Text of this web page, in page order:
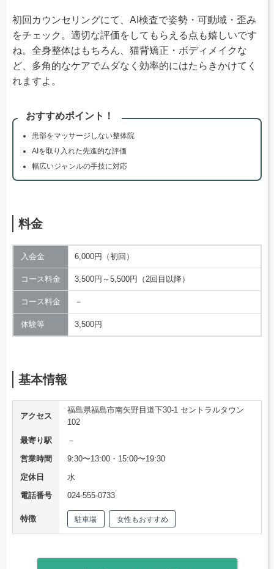
初回カウンセリングにて、AI検査で姿勢・可動域・歪み
をチェック。適切な評価をしてもらえる点も嬉しいです
ね。全身整体はもちろん、猫背矯正・ボディメイクな
ど、多角的なケアでムダなく効率的にはたらきかけてく
れますよ。
おすすめポイント！
患部をマッサージしない整体院
AIを取り入れた先進的な評価
幅広いジャンルの手技に対応
料金
入会金 6,000円（初回）
コース料金 3,500円～5,500円（2回目以降）
コース料金 －
体験等 3,500円
基本情報
アクセス
福島県福島市南矢野目道下30-1 セントラルタウン
102
最寄り駅
－
営業時間
9:30〜13:00・15:00〜19:30
定休日
水
電話番号
024-555-0733
特徴 駐車場 女性もおすすめ